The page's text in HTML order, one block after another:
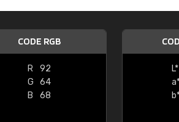
CODE RGB
R
92
G
64
B
68
L*
"Le site ne permet pas
sont les produits
palettes de couleurs:
comprend pas qui est
bien passé et le